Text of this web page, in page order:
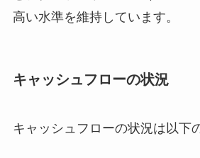
高い水準を維持しています。
キャッシュフローの状況
キャッシュフローの状況は以下